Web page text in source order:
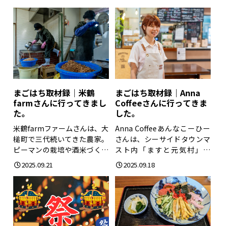
まごはち取材録｜米鶴
farmさんに行ってきまし
た。
米鶴farmファームさんは、大
槌町で三代続いてきた農家。
ピーマンの栽培や酒米づくり
に取り組んで...
2025.09.21
まごはち取材録｜Anna
Coffeeさんに行ってきま
した。
Anna Coffeeあんなこーひー
さんは、シーサイドタウンマ
スト内「ますと元気村」に
2025...2025.09.18